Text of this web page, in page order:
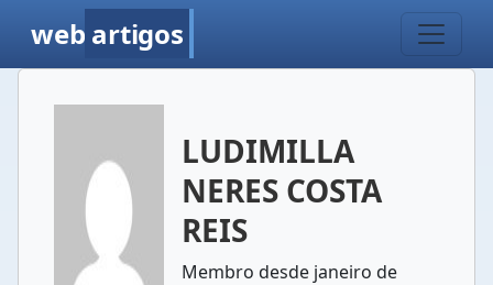
web artigos
LUDIMILLA
NERES COSTA
REIS
Membro desde janeiro de